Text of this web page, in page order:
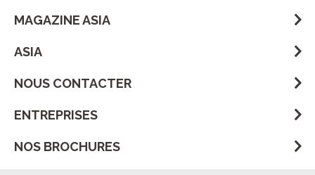
MAGAZINE ASIA
ASIA
NOUS CONTACTER
ENTREPRISES
NOS BROCHURES